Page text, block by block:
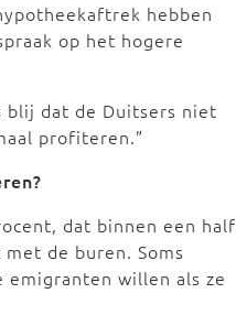
hebben
op het hogere
blij dat de Duitsers niet
profiteren.”
dat binnen een half
de buren. Soms
emigranten willen als ze